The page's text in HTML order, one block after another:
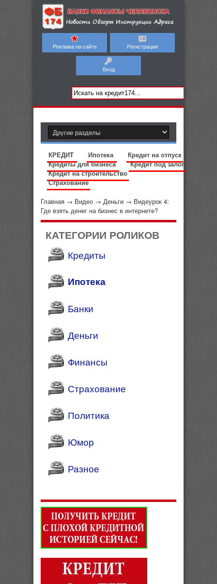
Реклама на сайте Регистрация
Вход
КРЕДИТ Ипотека
Кредит на отпуск
Кредиты для бизнеса
Кредит под залог
Кредит на строительство
Страхование
Главная → Видео → Деньги → Видеурок 4:
Где взять денег на бизнес в интернете?
КАТЕГОРИИ РОЛИКОВ
Кредиты
Ипотека
Банки
Деньги
Финансы
Страхование
Политика
Юмор
Разное